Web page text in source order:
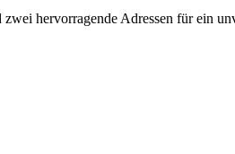
hervorragende Adressen für ein